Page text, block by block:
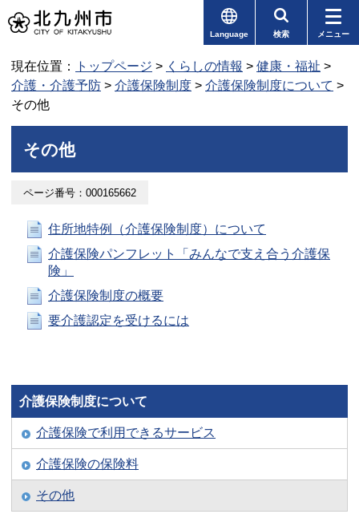
Language 検索 メニュー
現在位置： トップページ > くらしの情報 > 健康・福祉 >
介護・介護予防 > 介護保険制度 > 介護保険制度について >
その他
その他
ページ番号：000165662
住所地特例（介護保険制度）について
介護保険パンフレット「みんなで支え合う介護保
険」
介護保険制度の概要
要介護認定を受けるには
介護保険制度について
介護保険で利用できるサービス
介護保険の保険料
その他